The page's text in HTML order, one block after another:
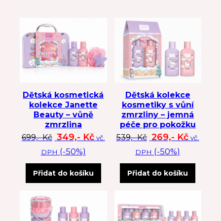
Dětská kosmetická
kolekce Janette
Beauty – vůně
zmrzlina
699,-Kč Původní cena byla: 699 Kč.
349,- KčAktuální cena je: 349 Kč.
vč.
DPH (-50%)
Přidat do košíku
Dětská kolekce
kosmetiky s vůní
zmrzliny – jemná
péče pro pokožku
539,-Kč Původní cena
269,- Kčvč.
DPH (-50%)
Přidat do košíku